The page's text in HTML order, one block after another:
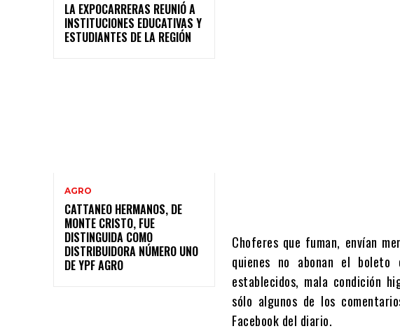
LA EXPOCARRERAS REUNIÓ A
INSTITUCIONES EDUCATIVAS Y
ESTUDIANTES DE LA REGIÓN
AGRO
CATTANEO HERMANOS, DE
MONTE CRISTO, FUE
DISTINGUIDA COMO
DISTRIBUIDORA NÚMERO UNO
DE YPF AGRO
Choferes que fuman, envían
quienes no abonan el
establecidos, mala condición
sólo algunos de los
Facebook del diario.